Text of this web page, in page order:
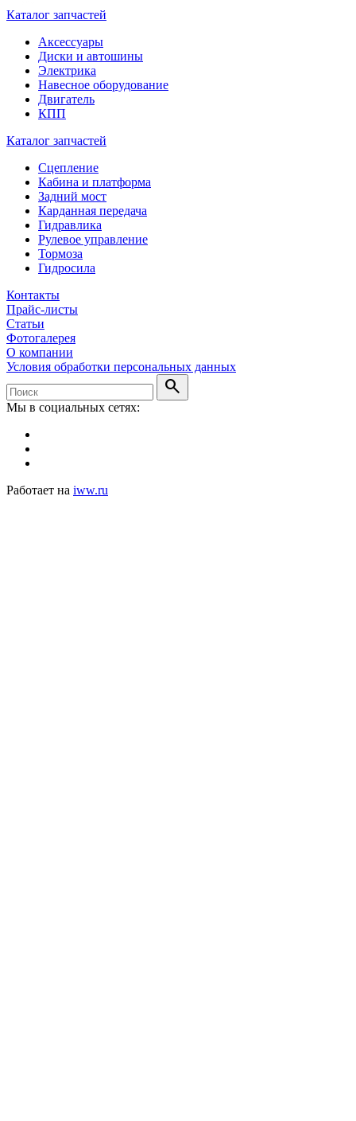
Каталог запчастей
Аксессуары
Диски и автошины
Электрика
Навесное оборудование
Двигатель
КПП
Каталог запчастей
Сцепление
Кабина и платформа
Задний мост
Карданная передача
Гидравлика
Рулевое управление
Тормоза
Гидросила
Контакты
Прайс-листы
Статьи
Фотогалерея
О компании
Условия обработки персональных данных
search
Мы в социальных сетях:
Работает на iww.ru